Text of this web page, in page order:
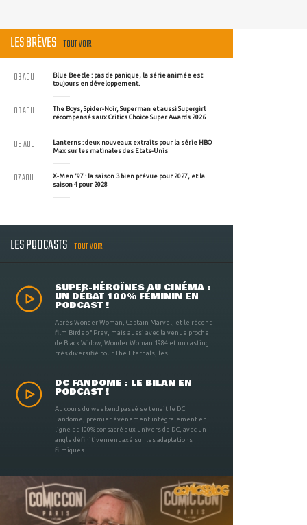
LES BRÈVES TOUT VOIR
Blue Beetle : pas de panique, la série animée est
toujours en développement.
09 AOU
The Boys, Spider-Noir, Superman et aussi Supergirl
récompensés aux Critics Choice Super Awards 2026
09 AOU
Lanterns : deux nouveaux extraits pour la série HBO
Max sur les matinales des Etats-Unis
08 AOU
X-Men '97 : la saison 3 bien prévue pour 2027, et la
saison 4 pour 2028
07 AOU
LES PODCASTS TOUT VOIR
SUPER-HÉROÏNES AU CINÉMA :
UN DÉBAT 100% FÉMININ EN
PODCAST !
Après Wonder Woman, Captain Marvel, et le récent
film Birds of Prey, mais aussi avec la venue proche
de Black Widow, Wonder Woman 1984 et un casting
très diversifié pour The Eternals, les ...
DC FANDOME : LE BILAN EN
PODCAST !
Au cours du weekend passé se tenait le DC
Fandome, premier évènement intégralement en
ligne et 100% consacré aux univers de DC, avec un
angle définitivement axé sur les adaptations
filmiques ...